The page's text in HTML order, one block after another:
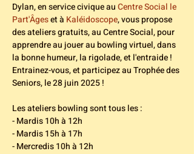
Dylan, en service civique au Centre Social le
Part'Âges et à Kaléidoscope, vous propose
des ateliers gratuits, au Centre Social, pour
apprendre au jouer au bowling virtuel, dans
la bonne humeur, la rigolade, et l'entraide !
Entrainez-vous, et participez au Trophée des
Seniors, le 28 juin 2025 !
Les ateliers bowling sont tous les :
- Mardis 10h à 12h
- Mardis 15h à 17h
- Mercredis 10h à 12h